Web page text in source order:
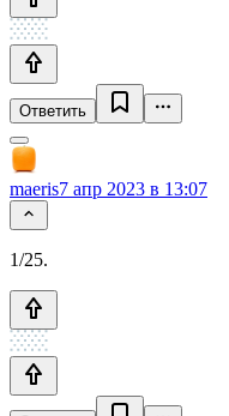
Ответить
maeris7 апр 2023 в 13:07
1/25.